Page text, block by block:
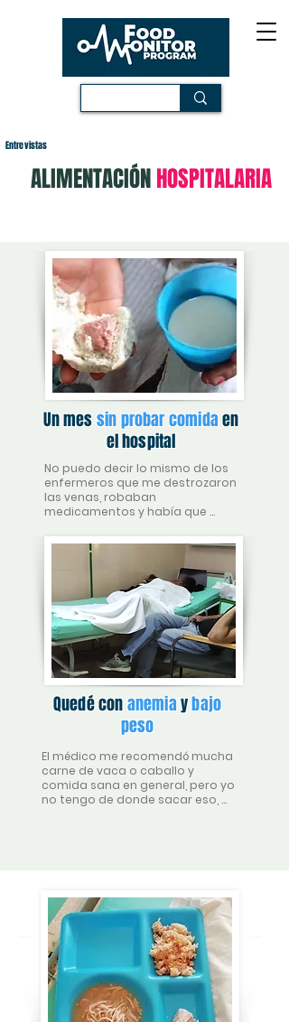
Entrevistas
ALIMENTACIÓNHOSPITALARIA
Un messin probar comidaen
el hospital
No puedo decir lo mismo de los
enfermeros que me destrozaron
las venas, robaban
medicamentos y había que
te suministraran los
medicamentos.
Quedé conanemiaybajo
peso
El médico me recomendó mucha
carne de vaca o caballo y
comida sana en general, pero yo
no tengo de donde sacar eso,